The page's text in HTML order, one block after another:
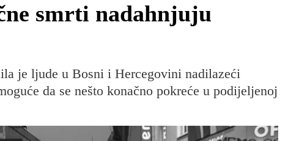
smrti nadahnjuju
je ljude u Bosni i Hercegovini nadilazeći
da se nešto konačno pokreće u podijeljenoj